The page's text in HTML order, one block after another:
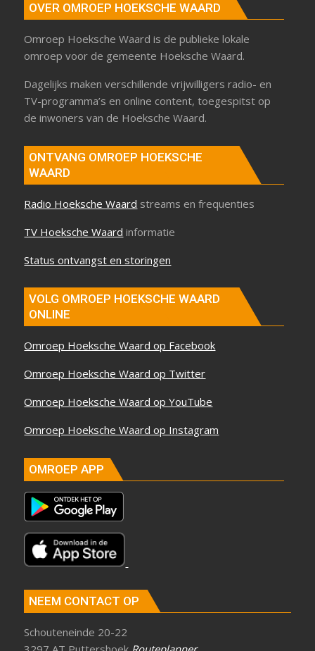
OVER OMROEP HOEKSCHE WAARD
Omroep Hoeksche Waard is de publieke lokale
omroep voor de gemeente Hoeksche Waard.
Dagelijks maken verschillende vrijwilligers radio- en
TV-programma’s en online content, toegespitst op
de inwoners van de Hoeksche Waard.
ONTVANG OMROEP HOEKSCHE
WAARD
Radio Hoeksche Waard streams en frequenties
TV Hoeksche Waard informatie
Status ontvangst en storingen
VOLG OMROEP HOEKSCHE WAARD
ONLINE
Omroep Hoeksche Waard op Facebook
Omroep Hoeksche Waard op Twitter
Omroep Hoeksche Waard op YouTube
Omroep Hoeksche Waard op Instagram
OMROEP APP
NEEM CONTACT OP
Schouteneinde 20-22